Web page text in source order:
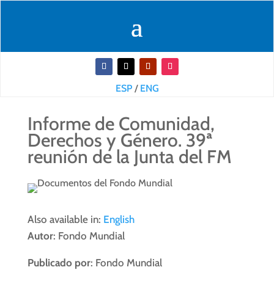
ESP/ ENG
Informe de Comunidad,
Derechos y Género. 39ª
reunión de la Junta del FM
Also available in: English
Autor: Fondo Mundial
Publicado por: Fondo Mundial